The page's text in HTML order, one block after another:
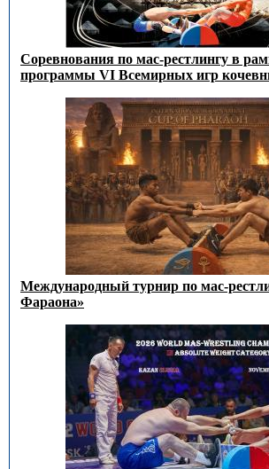
Соревнования по мас-рестлингу в
программы VI Всемирных игр
Международный турнир по мас-
Фараона»